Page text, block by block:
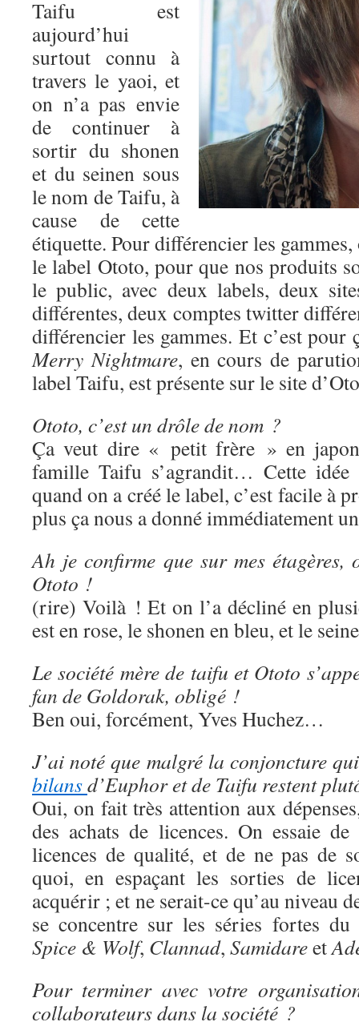
Taifu est
aujourd’hui
surtout connu à
travers le yaoi, et
on n’a pas envie
de continuer à
sortir du shonen
et du seinen sous
le nom de Taifu, à
cause de cette
étiquette. Pour différencier les
le label Ototo, pour que nos produits
le public, avec deux labels, deux
différentes, deux comptes twitter
différencier les gammes. Et c’est pour
Merry Nightmare, en cours de
label Taifu, est présente sur le site
Ototo, c’est un drôle de nom ?
Ça veut dire « petit frère » en
famille Taifu s’agrandit… Cette idée
quand on a créé le label, c’est facile à
plus ça nous a donné immédiatement
Ah je confirme que sur mes
Ototo !
(rire) Voilà ! Et on l’a décliné en
est en rose, le shonen en bleu, et le
Le société mère de taifu et Ototo
fan de Goldorak, obligé !
Ben oui, forcément, Yves Huchez…
J’ai noté que malgré la conjoncture
bilansd’Euphor et de Taifu restent
Oui, on fait très attention aux
des achats de licences. On essaie
licences de qualité, et de ne pas de
quoi, en espaçant les sorties de
acquérir ; et ne serait-ce qu’au niveau
se concentre sur les séries fortes du
Spice & Wolf, Clannad, Samidareet
Pour terminer avec votre
collaborateurs dans la société ?